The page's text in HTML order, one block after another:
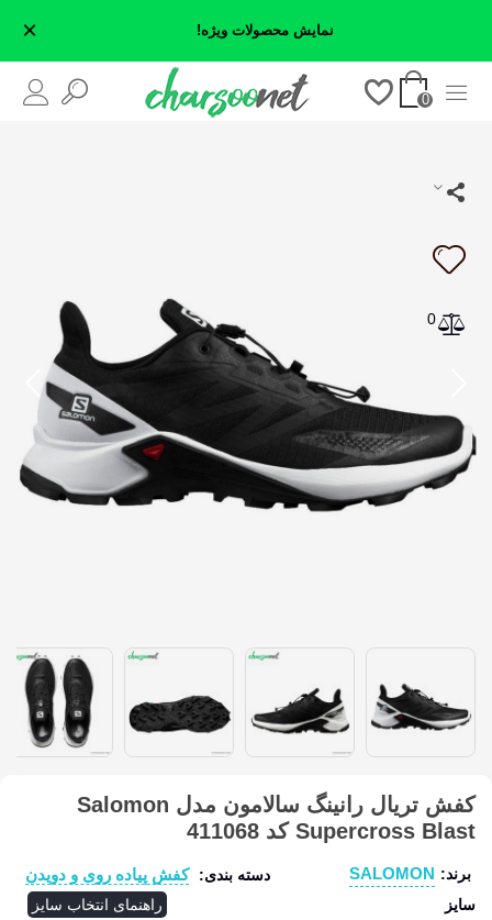
نمایش محصولات ویژه! ×
0
0
کفش تریال رانینگ سالامون مدل Salomon
Supercross Blast کد 411068
برند: SALOMON دسته بندی: کفش پیاده روی و دویدن
سایز راهنمای انتخاب سایز